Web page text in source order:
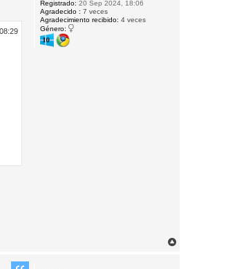
Registrado: 20 Sep 2024, 18:06
Agradecido : 7 veces
Agradecimiento recibido: 4 veces
Género: